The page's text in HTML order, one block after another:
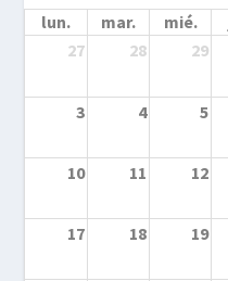
lun. mar. mié.
27
28 29
3 4 5
10 11 12
17 18 19